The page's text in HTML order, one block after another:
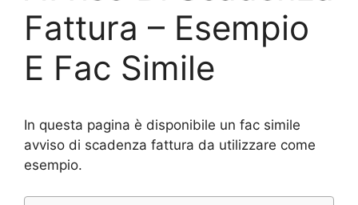
Fattura – Esempio
E Fac Simile
In questa pagina è disponibile un fac simile
avviso di scadenza fattura da utilizzare come
esempio.